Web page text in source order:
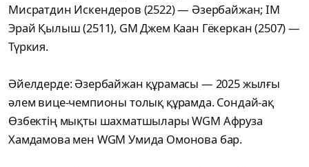
Мисратдин Искендеров (2522) — Әзербайжан; IM
Эрай Қылыш (2511), GM Джем Каан Гёкеркан (2507) —
Түркия.
Әйелдерде: Әзербайжан құрамасы — 2025 жылғы
әлем вице-чемпионы толық құрамда. Сондай-ақ
Өзбектің мықты шахматшылары WGM Афруза
Хамдамова мен WGM Умида Омонова бар.